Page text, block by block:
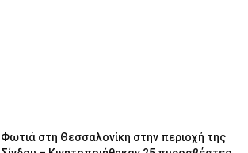
Φωτιά στη Θεσσαλονίκη στην περιοχή της